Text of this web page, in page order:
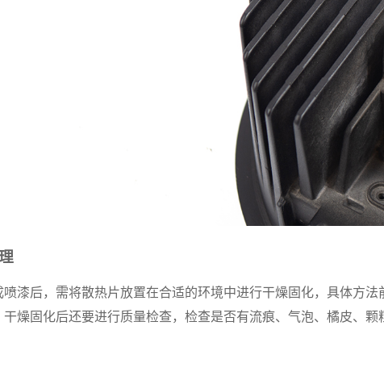
喷漆后，需将散热片放置在合适的环境中进行干燥固化，具体方
干燥固化后还要进行质量检查，检查是否有流痕、气泡、橘皮、